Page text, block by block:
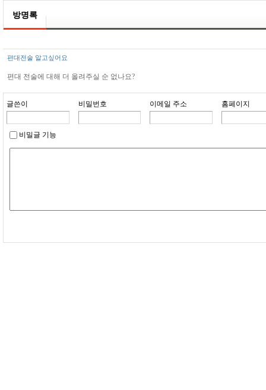
방명록
편대전술 알고싶어요
편대 전술에 대해 더 올려주실 순 없나요?
글쓴이 비밀번호 이메일 주소 홈페이지
비밀글 기능